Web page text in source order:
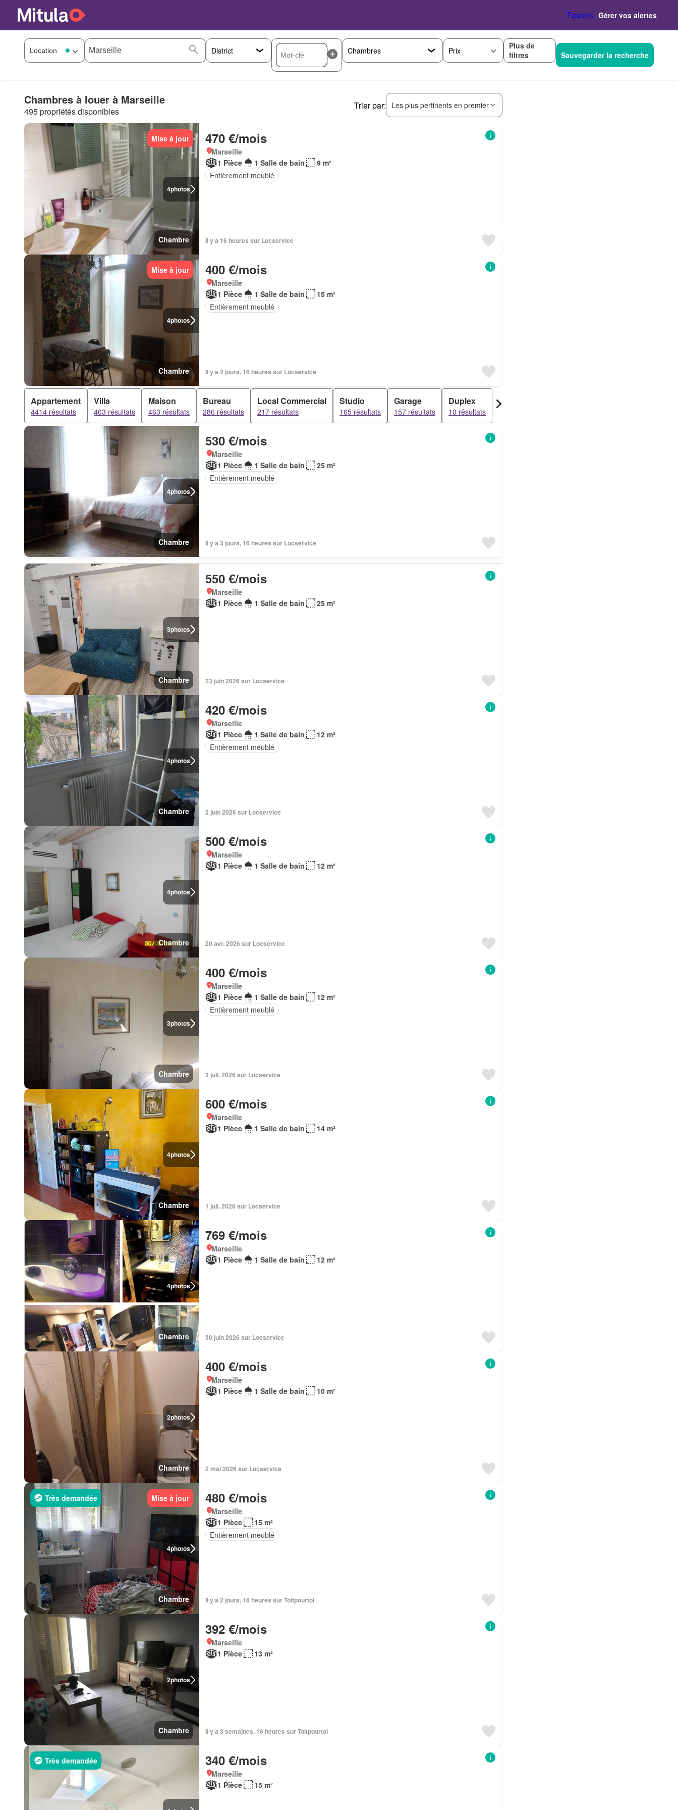
Favoris Gérer vos alertes
Prix
Plus de
filtres
Sauvegarder la recherche
Chambres à louer à Marseille
495 propriétés disponibles
Trier par: Les plus pertinents en premier
4photos
Mise à jour
Chambre
470 €/mois
Marseille
1 Pièce
1 Salle de bain
9 m²
Entièrement meublé
Il y a 16 heures sur Locservice
4photos
Mise à jour
Chambre
400 €/mois
Marseille
1 Pièce
1 Salle de bain
15 m²
Entièrement meublé
Il y a 2 jours, 16 heures sur Locservice
Appartement
4414 résultats
Villa
463 résultats
Maison
463 résultats
Bureau
286 résultats
Local Commercial
217 résultats
Studio
165 résultats
Garage
157 résultats
Duplex
10 résultats
Terrain
4photos
Chambre
530 €/mois
Marseille
1 Pièce
1 Salle de bain
25 m²
Entièrement meublé
Il y a 3 jours, 16 heures sur Locservice
3photos
Chambre
550 €/mois
Marseille
1 Pièce
1 Salle de bain 25 m²
23 juin 2026 sur Locservice
4photos
Chambre
420 €/mois
Marseille
1 Pièce
1 Salle de bain
12 m²
Entièrement meublé
2 juin 2026 sur Locservice
4photos
Chambre
500 €/mois
Marseille
1 Pièce
1 Salle de bain 12 m²
20 avr. 2026 sur Locservice
3photos
Chambre
400 €/mois
Marseille
1 Pièce
1 Salle de bain
12 m²
Entièrement meublé
3 juil. 2026 sur Locservice
4photos
Chambre
600 €/mois
Marseille
1 Pièce
1 Salle de bain 14 m²
1 juil. 2026 sur Locservice
4photos
Chambre
769 €/mois
Marseille
1 Pièce
1 Salle de bain 12 m²
30 juin 2026 sur Locservice
2photos
Chambre
400 €/mois
Marseille
1 Pièce
1 Salle de bain 10 m²
2 mai 2026 sur Locservice
4photos
Très demandée Mise à jour
Chambre
480 €/mois
Marseille
1 Pièce
15 m²
Entièrement meublé
Il y a 2 jours, 16 heures sur Toitpourtoi
2photos
Chambre
392 €/mois
Marseille
1 Pièce
13 m²
Il y a 3 semaines, 16 heures sur Toitpourtoi
Très demandée 340 €/mois
Marseille
1 Pièce
15 m²